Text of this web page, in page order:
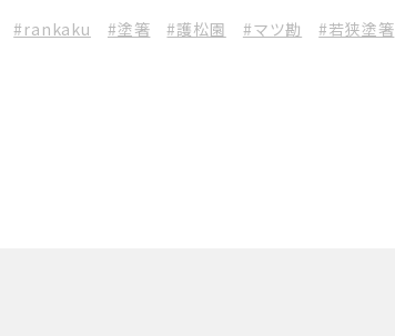
#rankaku #塗箸 #護松園 #マツ勘 #若狭塗箸